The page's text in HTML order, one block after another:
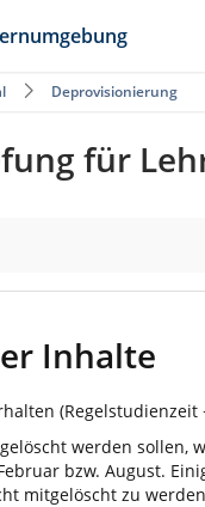
Deprovisionierung
für
Inhalte
werden sollen,
bzw. August.
mitgelöscht zu